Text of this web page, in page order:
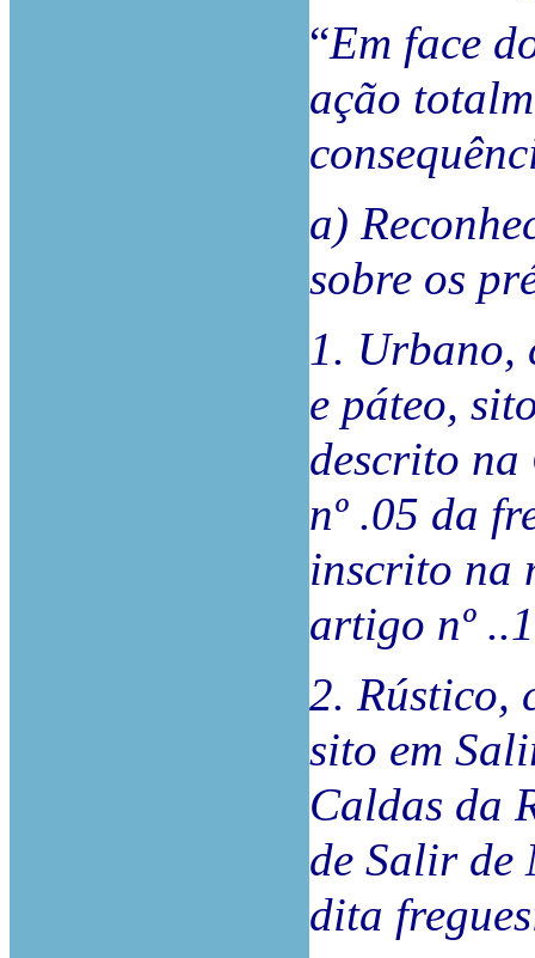
“Em face
ação
a)
sobre os
1. Urbano,
e páteo,
descrito na
nº .05 da
inscrito na
artigo nº
2. Rústico,
sito em
Caldas da
de Salir de
dita